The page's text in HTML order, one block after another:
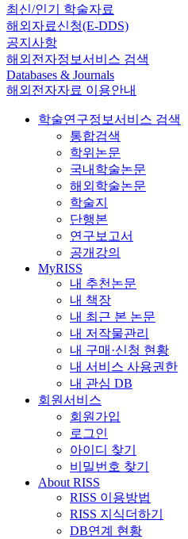
최신/인기 학술자료
해외자료신청(E-DDS)
공지사항
해외전자정보서비스 검색
Databases & Journals
해외전자자료 이용안내
학술연구정보서비스 검색
통합검색
학위논문
국내학술논문
해외학술논문
학술지
단행본
연구보고서
공개강의
MyRISS
내 추천논문
내 책장
내 최근 본 논문
내 저작물관리
내 구매·신청 현황
내 서비스 사용권한
내 관심 DB
회원서비스
회원가입
로그인
아이디 찾기
비밀번호 찾기
About RISS
RISS 이용방법
RISS 지식더하기
DB연계 현황